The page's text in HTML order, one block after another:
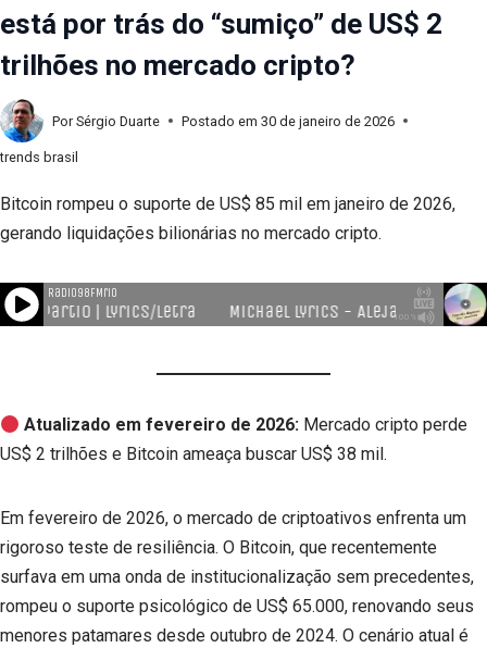
está por trás do “sumiço” de US$ 2
trilhões no mercado cripto?
Por Sérgio Duarte Postado em 30 de janeiro de 2026
trends brasil
Bitcoin rompeu o suporte de US$ 85 mil em janeiro de 2026,
gerando liquidações bilionárias no mercado cripto.
Atualizado em fevereiro de 2026: Mercado cripto perde
US$ 2 trilhões e Bitcoin ameaça buscar US$ 38 mil.
Em fevereiro de 2026, o mercado de criptoativos enfrenta um
rigoroso teste de resiliência. O Bitcoin, que recentemente
surfava em uma onda de institucionalização sem precedentes,
rompeu o suporte psicológico de US$ 65.000, renovando seus
menores patamares desde outubro de 2024. O cenário atual é